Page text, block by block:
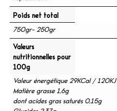
Poids net total
750gr- 250gr
Valeurs
nutritionnelles pour
100g
Valeur énergétique 29KCal / 120KJ
Matière grasse 1,6g
dont acides gras saturés 0,15g